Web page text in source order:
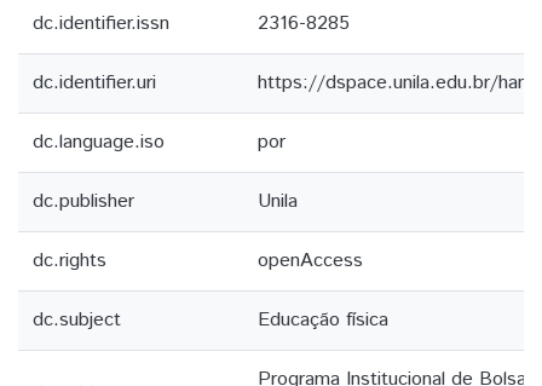
dc.identifier.issn 2316-8285
dc.identifier.uri https://dspace.unila.edu.br/
dc.language.iso por
dc.publisher Unila
dc.rights openAccess
dc.subject Educação física
Programa Institucional de Bolsa